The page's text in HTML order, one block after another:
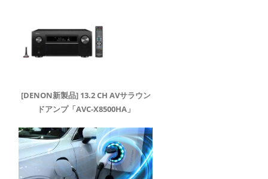
[DENON新製品] 13.2 CH AVサラウン
ドアンプ「AVC-X8500HA」